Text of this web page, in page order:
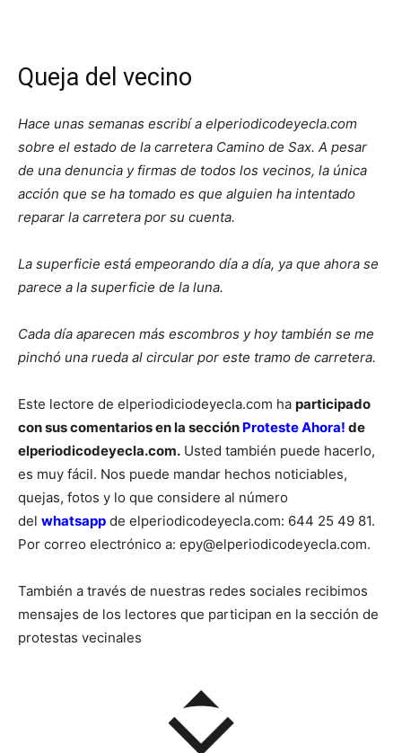
Queja del vecino
Hace unas semanas escribí a elperiodicodeyecla.com
sobre el estado de la carretera Camino de Sax. A pesar
de una denuncia y firmas de todos los vecinos, la única
acción que se ha tomado es que alguien ha intentado
reparar la carretera por su cuenta.
La superficie está empeorando día a día, ya que ahora se
parece a la superficie de la luna.
Cada día aparecen más escombros y hoy también se me
pinchó una rueda al circular por este tramo de carretera.
Este lectore de elperiodiciodeyecla.com ha participado
con sus comentarios en la sección Proteste Ahora! de
elperiodicodeyecla.com. Usted también puede hacerlo,
es muy fácil. Nos puede mandar hechos noticiables,
quejas, fotos y lo que considere al número
del whatsapp de elperiodicodeyecla.com: 644 25 49 81.
Por correo electrónico a: epy@elperiodicodeyecla.com.
También a través de nuestras redes sociales recibimos
mensajes de los lectores que participan en la sección de
protestas vecinales